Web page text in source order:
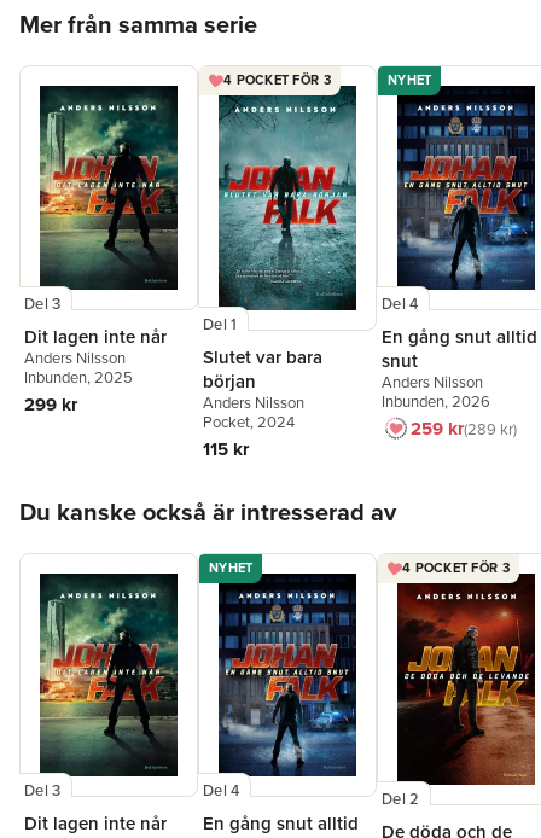
för mig när jag väl började läsa, då gick det inte att sluta.«
»Fartfylld, spännande och skrämmande aktuell! Läs, bara läs!«
MALIN WALL, @BOKHANDLERSKAN
»Det här kan ju vara den bästa julklappen man kan ge till nån.«
CHRISTIAN TOK-CONNY BRANDIN
Mer från samma serie
Del 3
Dit lagen inte når
Anders Nilsson
Inbunden, 2025
299 kr
4 POCKET FÖR 3
Del 1
Slutet var bara
början
Anders Nilsson
Pocket, 2024
115 kr
NYHET
Del 4
En gång snut alltid
snut
Anders Nilsson
Inbunden, 2026
259 kr289 kr
Du kanske också är intresserad av
Del 3
Dit lagen inte når
NYHET
Del 4
En gång snut alltid
4 POCKET FÖR 3
Del 2
De döda och de